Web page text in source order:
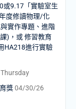
或9.17「實驗室生
度修讀物理/化
實作專題、進階
)，或 修習教育
HA218進行實驗
獎 04/30/26